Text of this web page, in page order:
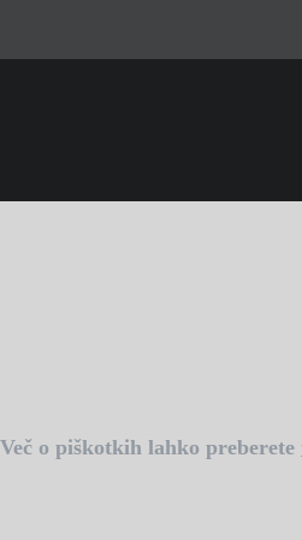
o piškotkih lahko preberete